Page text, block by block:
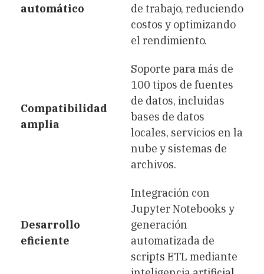
automático
de trabajo, reduciendo
costos y optimizando
el rendimiento.
Compatibilidad
amplia
Soporte para más de
100 tipos de fuentes
de datos, incluidas
bases de datos
locales, servicios en la
nube y sistemas de
archivos.
Desarrollo
eficiente
Integración con
Jupyter Notebooks y
generación
automatizada de
scripts ETL mediante